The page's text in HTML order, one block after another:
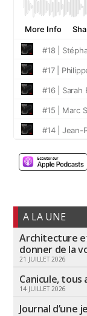
A LA UNE
Architecture
donner de la
21 JUILLET 2026
Canicule, tous
14 JUILLET 2026
Journal d’une